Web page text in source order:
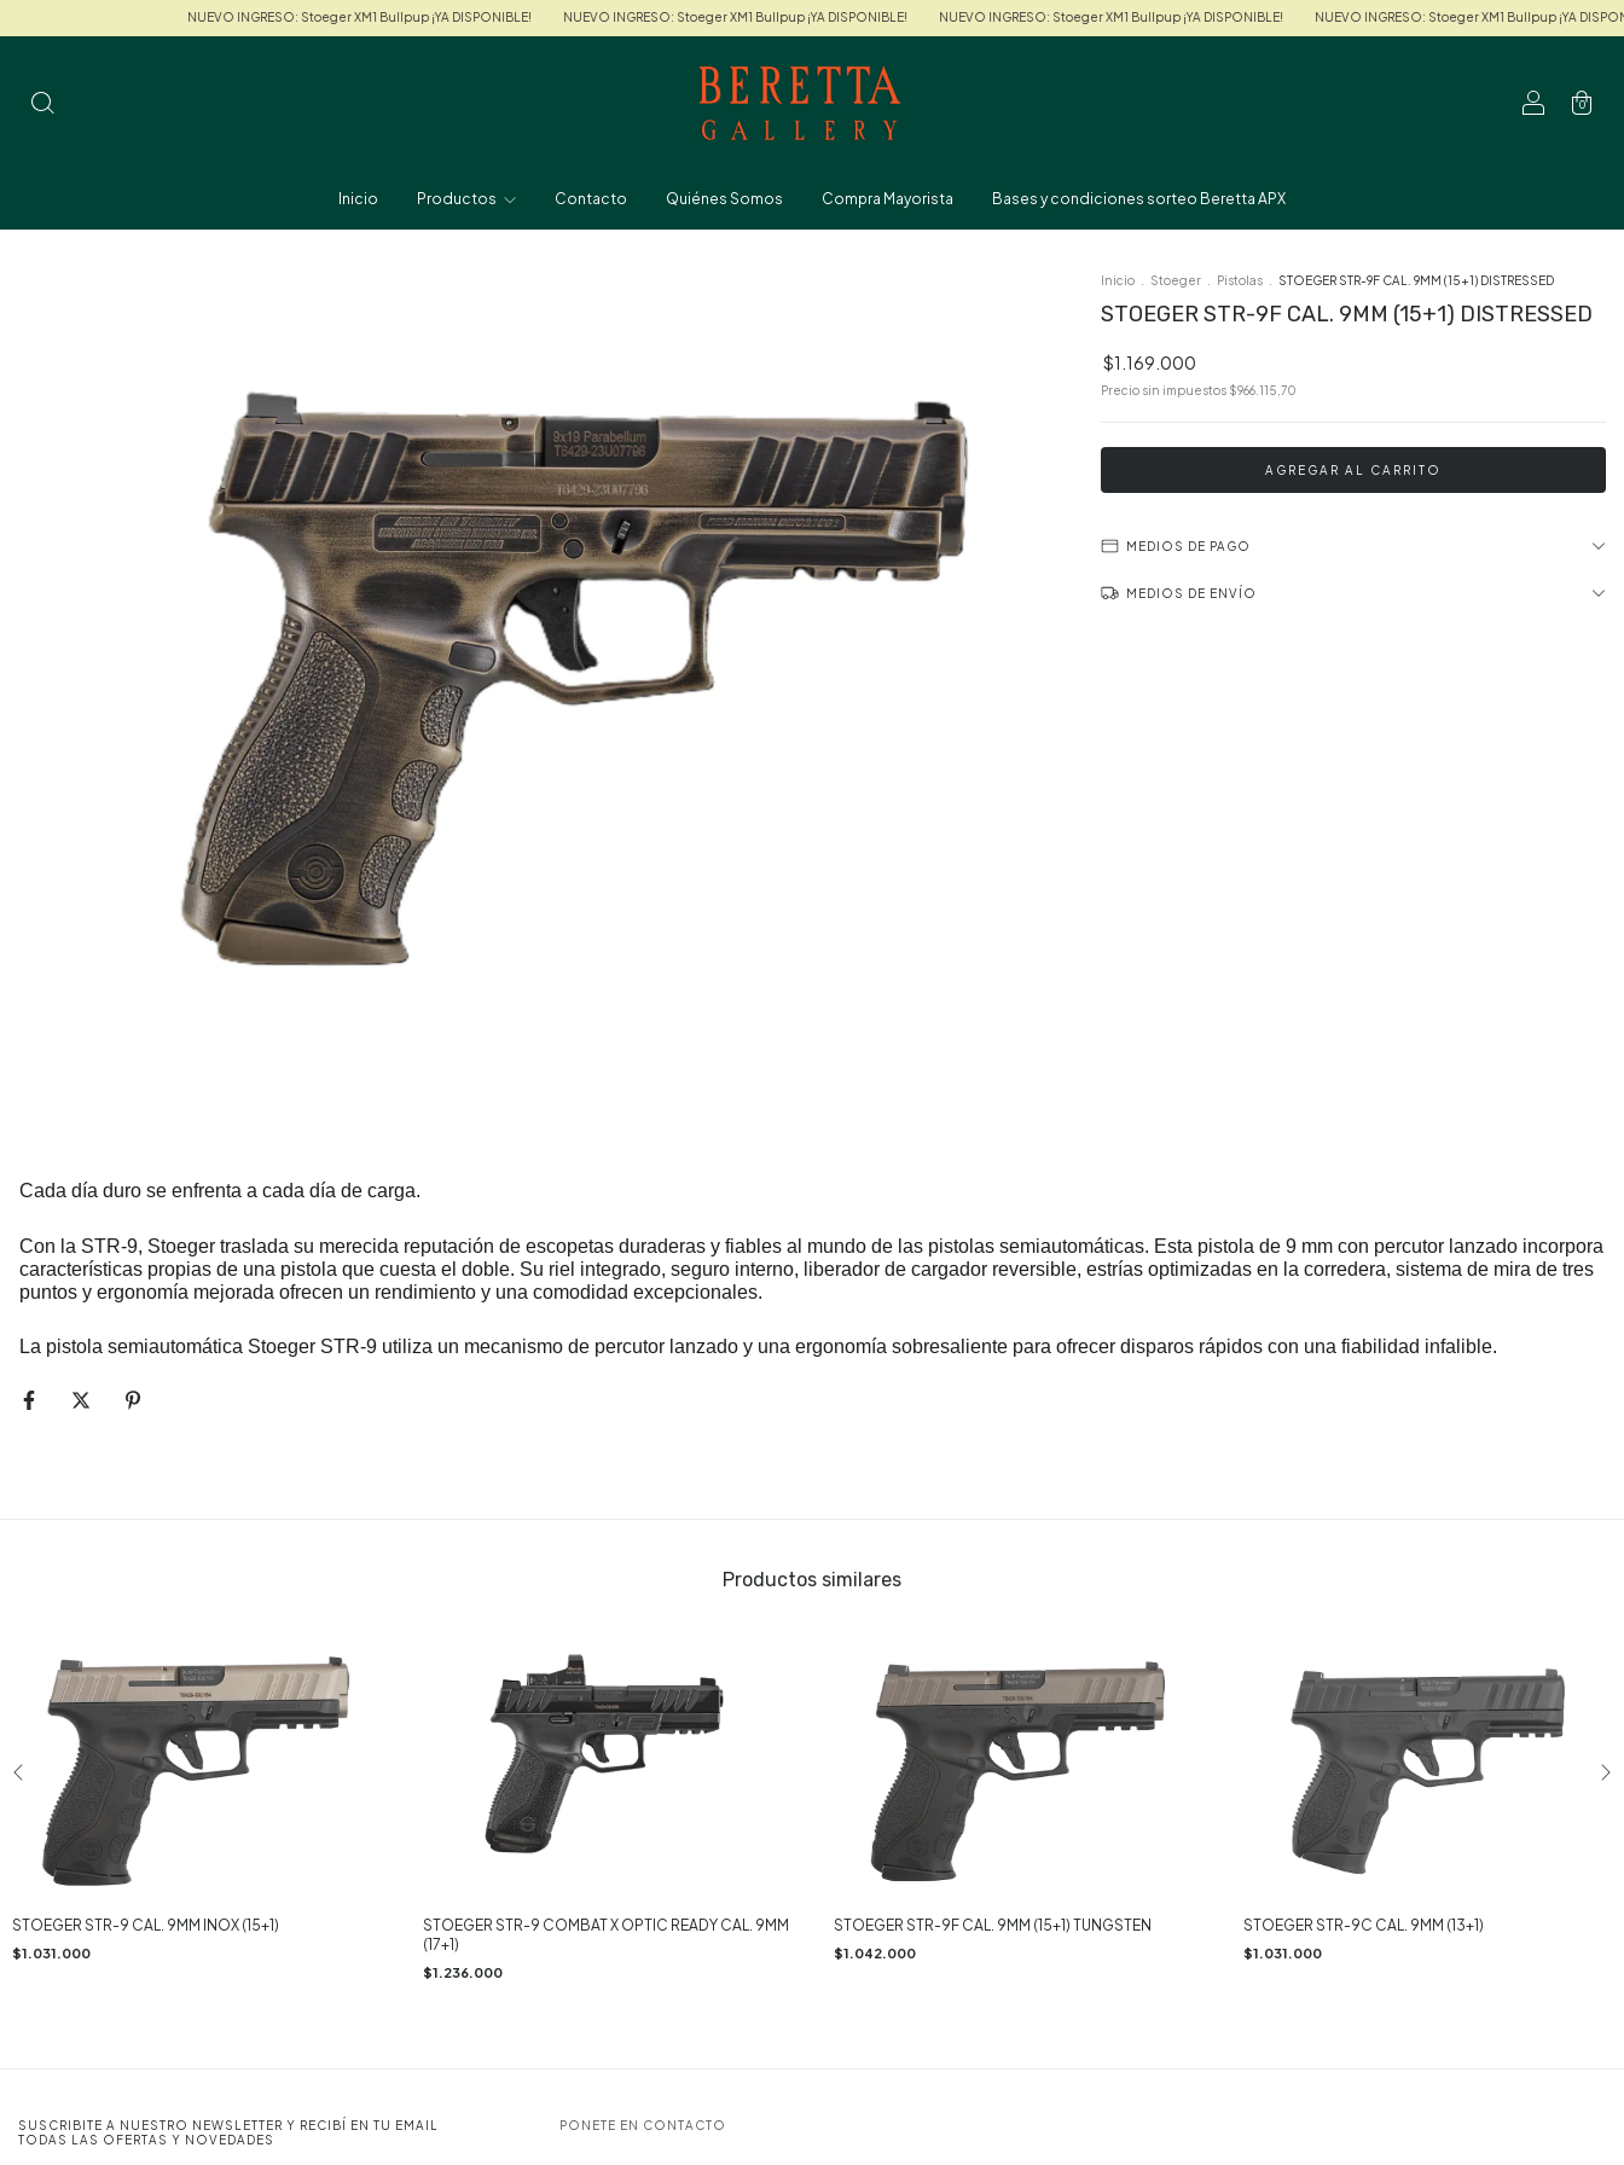
NUEVO INGRESO: Stoeger XM1 Bullpup ¡YA DISPONIBLE! NUEVO INGRESO: Stoeger XM1 Bullpup ¡YA DISPONIBLE! NUEVO INGRESO: Stoeger XM1 Bullpup ¡YA DISPONIBLE! NUEVO INGRESO: Stoeger XM1 Bullpup ¡YA DISPONIBLE!
0
Inicio Productos Contacto Quiénes Somos Compra Mayorista Bases y condiciones sorteo Beretta APX
Inicio Stoeger Pistolas STOEGER STR-9F CAL. 9MM (15+1) DISTRESSED
STOEGER STR-9F CAL. 9MM (15+1) DISTRESSED
$1.169.000
Precio sin impuestos $966.115,70
MEDIOS DE PAGO
MEDIOS DE ENVÍO
Cada día duro se enfrenta a cada día de carga.
Con la STR-9, Stoeger traslada su merecida reputación de escopetas duraderas y fiables al mundo de las pistolas semiautomáticas. Esta pistola de 9 mm con percutor lanzado incorpora
características propias de una pistola que cuesta el doble. Su riel integrado, seguro interno, liberador de cargador reversible, estrías optimizadas en la corredera, sistema de mira de tres
puntos y ergonomía mejorada ofrecen un rendimiento y una comodidad excepcionales.
La pistola semiautomática Stoeger STR-9 utiliza un mecanismo de percutor lanzado y una ergonomía sobresaliente para ofrecer disparos rápidos con una fiabilidad infalible.
Productos similares
STOEGER STR-9 CAL. 9MM INOX (15+1)
$1.031.000
STOEGER STR-9 COMBAT X OPTIC READY CAL. 9MM
(17+1)
$1.236.000
STOEGER STR-9F CAL. 9MM (15+1) TUNGSTEN
$1.042.000
STOEGER STR-9C CAL. 9MM (13+1)
$1.031.000
SUSCRIBITE A NUESTRO NEWSLETTER Y RECIBÍ EN TU EMAIL
TODAS LAS OFERTAS Y NOVEDADES
PONETE EN CONTACTO